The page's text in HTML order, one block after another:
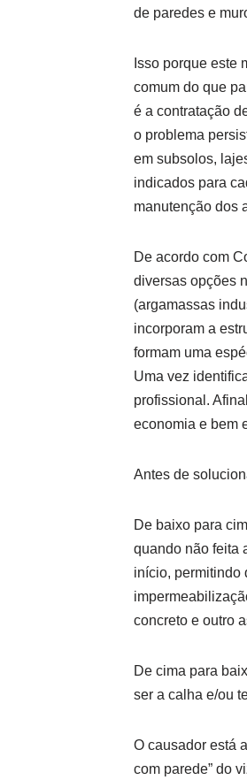
de paredes e
Isso porque este
comum do que
é a contratação
o problema
em subsolos,
indicados para
manutenção dos
De acordo com
diversas opções
(argamassas
incorporam a
formam uma
Uma vez
profissional.
economia e bem
Antes de
De baixo para
quando não feita
início, permitindo
concreto e outro
De cima para
ser a calha e/ou
O causador está
com parede” do